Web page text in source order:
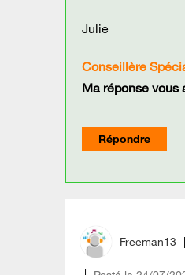
Julie
Conseillère
Ma réponse
Répondre
Freeman13